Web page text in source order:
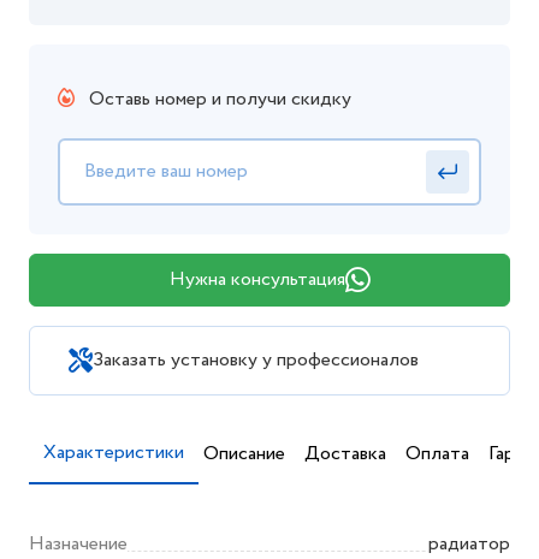
Оставь номер и получи скидку
Нужна консультация
Заказать установку у профессионалов
Характеристики Описание Доставка Оплата
Назначение
радиатор